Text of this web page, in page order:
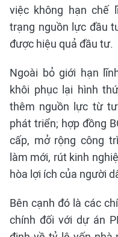
việc không hạn chế
trạng nguồn lực đầu
được hiệu quả đầu tư.
Ngoài bỏ giới hạn
khôi phục lại hình
thêm nguồn lực từ
phát triển; hợp đồng
cấp, mở rộng công
làm mới, rút kinh
hòa lợi ích của người
Bên cạnh đó là các
chính đối với dự án